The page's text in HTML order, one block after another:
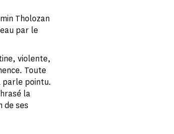
Tholozan
par le
violente,
Toute
parle pointu.
la
de ses